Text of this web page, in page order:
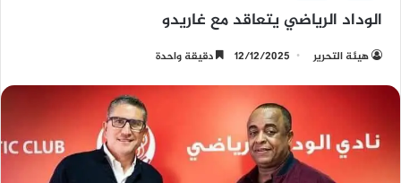
الوداد الرياضي يتعاقد مع غاريدو
هيئة التحرير 12/12/2025 دقيقة واحدة